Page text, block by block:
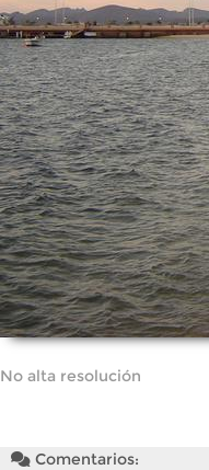
No alta resolución
Comentarios: